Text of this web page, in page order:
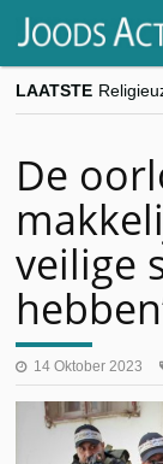
LAATSTE
De
veilige
14 Oktober 2023